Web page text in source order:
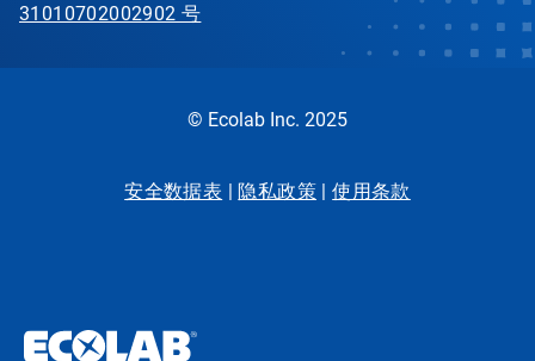
31010702002902 号
© Ecolab Inc. 2025
安全数据表 | 隐私政策 |使用条款